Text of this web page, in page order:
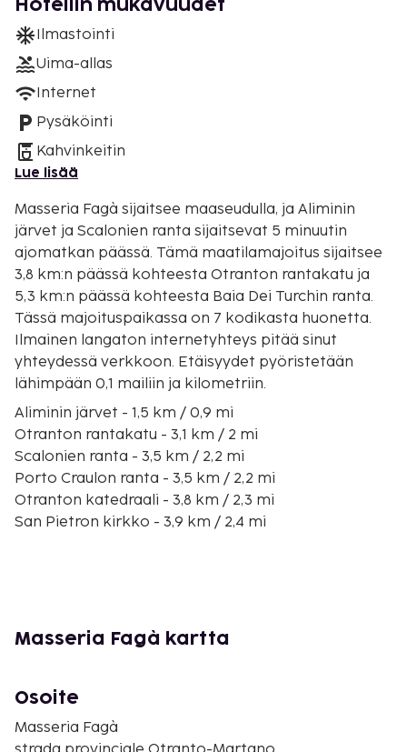
Hotellin mukavuudet
Ilmastointi
Uima-allas
Internet
Pysäköinti
Kahvinkeitin
Lue lisää
Masseria Fagà sijaitsee maaseudulla, ja Aliminin
järvet ja Scalonien ranta sijaitsevat 5 minuutin
ajomatkan päässä. Tämä maatilamajoitus sijaitsee
3,8 km:n päässä kohteesta Otranton rantakatu ja
5,3 km:n päässä kohteesta Baia Dei Turchin ranta.
Tässä majoituspaikassa on 7 kodikasta huonetta.
Ilmainen langaton internetyhteys pitää sinut
yhteydessä verkkoon. Etäisyydet pyöristetään
lähimpään 0,1 mailiin ja kilometriin.
Aliminin järvet - 1,5 km / 0,9 mi
Otranton rantakatu - 3,1 km / 2 mi
Scalonien ranta - 3,5 km / 2,2 mi
Porto Craulon ranta - 3,5 km / 2,2 mi
Otranton katedraali - 3,8 km / 2,3 mi
San Pietron kirkko - 3,9 km / 2,4 mi
Baia Dei Turchin ranta - 5,3 km / 3,3 mi
Punta San Nicolan ranta - 6,3 km / 3,9 mi
Aliminin ranta - 6,8 km / 4,3 mi
Lähin suuri lentokenttä on Brindisi (BDS-Brindisi
Masseria Fagà kartta
Osoite
Masseria Fagà